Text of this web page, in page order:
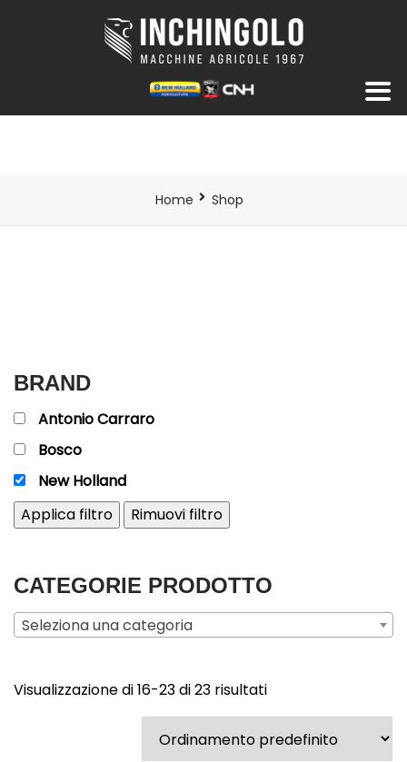
Home Shop
BRAND
Antonio Carraro
Bosco
New Holland
Applica filtro
Rimuovi filtro
CATEGORIE PRODOTTO
Seleziona una categoria
Visualizzazione di 16-23 di 23 risultati